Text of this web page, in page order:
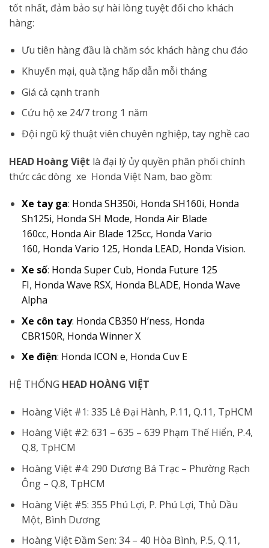
tốt nhất, đảm bảo sự hài lòng tuyệt đối cho khách
hàng:
Ưu tiên hàng đầu là chăm sóc khách hàng chu đáo
Khuyến mại, quà tặng hấp dẫn mỗi tháng
Giá cả cạnh tranh
Cứu hộ xe 24/7 trong 1 năm
Đội ngũ kỹ thuật viên chuyên nghiệp, tay nghề cao
HEAD Hoàng Việt là đại lý ủy quyền phân phối chính
thức các dòng xe Honda Việt Nam, bao gồm:
Xe tay ga: Honda SH350i, Honda SH160i, Honda
Sh125i, Honda SH Mode, Honda Air Blade
160cc, Honda Air Blade 125cc, Honda Vario
160, Honda Vario 125, Honda LEAD, Honda Vision.
Xe số: Honda Super Cub, Honda Future 125
FI, Honda Wave RSX, Honda BLADE, Honda Wave
Alpha
Xe côn tay: Honda CB350 H’ness, Honda
CBR150R, Honda Winner X
Xe điện: Honda ICON e, Honda Cuv E
HỆ THỐNG HEAD HOÀNG VIỆT
Hoàng Việt #1: 335 Lê Đại Hành, P.11, Q.11, TpHCM
Hoàng Việt #2: 631 – 635 – 639 Phạm Thế Hiển, P.4,
Q.8, TpHCM
Hoàng Việt #4: 290 Dương Bá Trạc – Phường Rạch
Ông – Q.8, TpHCM
Hoàng Việt #5: 355 Phú Lợi, P. Phú Lợi, Thủ Dầu
Một, Bình Dương
Hoàng Việt Đầm Sen: 34 – 40 Hòa Bình, P.5, Q.11,